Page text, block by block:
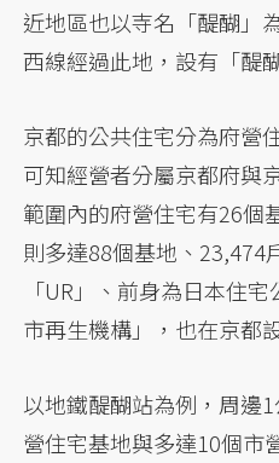
近地區也以寺名「醍醐」
西線經過此地，設有「醍
京都的公共住宅分為府營
可知經營者分屬京都府與
範圍內的府營住宅有26個
則多達88個基地、23,474
「UR」、前身為日本住
市再生機構」，也在京都
以地鐵醍醐站為例，周邊
營住宅基地與多達10個市